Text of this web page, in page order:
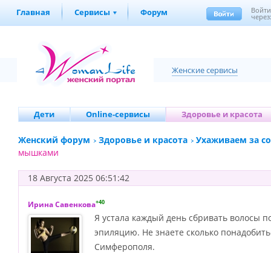
Главная Сервисы Форум Войти
Женские сервисы
Дети Online-сервисы Здоровье и красота
Женский форум Здоровье и красота
Ухаживаем за
мышками
18 Августа 2025 06:51:42
Ирина Савенкова+40
Я устала каждый день сбривать волосы
эпиляцию. Не знаете сколько
Симферополя.